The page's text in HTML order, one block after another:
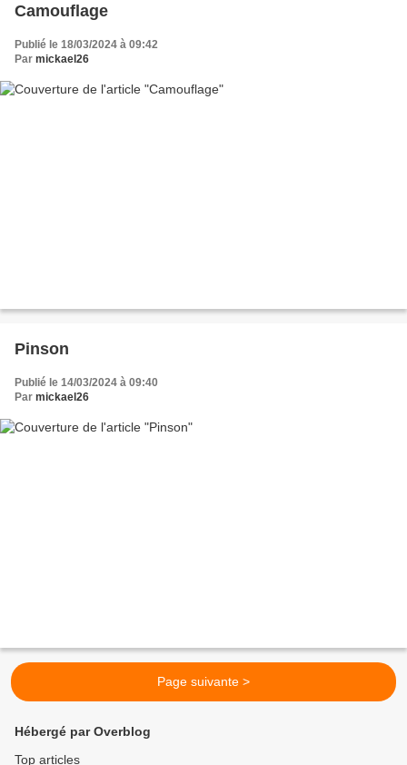
Camouflage
Publié le 18/03/2024 à 09:42
Par mickael26
Pinson
Publié le 14/03/2024 à 09:40
Par mickael26
Page suivante >
Hébergé par Overblog
Top articles